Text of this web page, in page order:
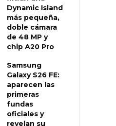
Dynamic Island
más pequeña,
doble cámara
de 48 MP y
chip A20 Pro
Samsung
Galaxy S26 FE:
aparecen las
primeras
fundas
oficiales y
revelan su